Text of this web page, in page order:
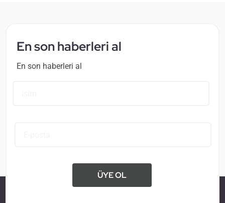
En son haberleri al
En son haberleri al
ÜYE OL